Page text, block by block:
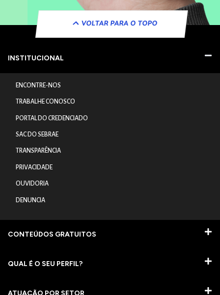
VOLTAR PARA O TOPO
INSTITUCIONAL
ENCONTRE-NOS
TRABALHE CONOSCO
PORTAL DO CREDENCIADO
SAC DO SEBRAE
TRANSPARÊNCIA
PRIVACIDADE
OUVIDORIA
DENUNCIA
CONTEÚDOS GRATUITOS
QUAL É O SEU PERFIL?
ATUAÇÃO POR SETOR